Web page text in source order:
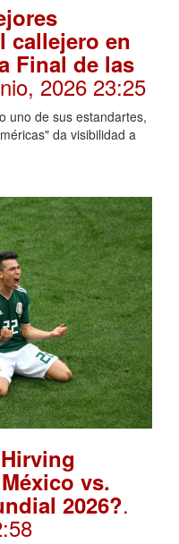
callejero en
Final de las
2026 23:25
uno de sus estandartes,
da visibilidad a
vs.
2026?.